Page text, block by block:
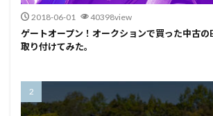
2018-06-01 40398view
ゲートオープン！オークションで買った中古の
取り付けてみた。